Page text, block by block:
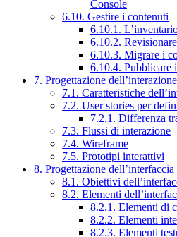
Console
6.10. Gestire i contenuti
6.10.1.
6.10.2.
6.10.3. Migrare i
6.10.4. Pubblicare
7. Progettazione dell’interazione
7.1. Caratteristiche
7.2. User stories per
7.2.1. Differenza
7.3. Flussi di interazione
7.4. Wireframe
7.5. Prototipi interattivi
8. Progettazione dell’interfaccia
8.1. Obiettivi
8.2. Elementi
8.2.1. Elementi di
8.2.2. Elementi
8.2.3. Elementi